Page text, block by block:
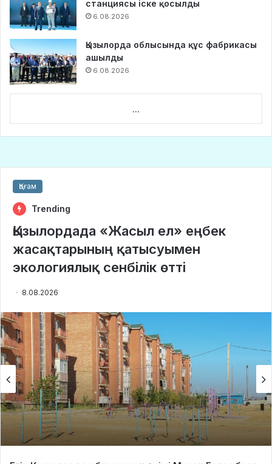
станциясы іске қосылды
6.08.2026
Қызылорда облысында құс фабрикасы
ашылды
6.08.2026
...